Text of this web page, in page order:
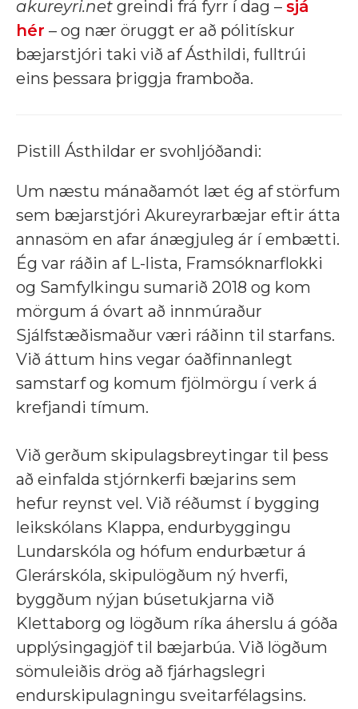
akureyri.net greindi frá fyrr í dag – sjá
hér – og nær öruggt er að pólitískur
bæjarstjóri taki við af Ásthildi, fulltrúi
eins þessara þriggja framboða.
Pistill Ásthildar er svohljóðandi:
Um næstu mánaðamót læt ég af störfum
sem bæjarstjóri Akureyrarbæjar eftir átta
annasöm en afar ánægjuleg ár í embætti.
Ég var ráðin af L-lista, Framsóknarflokki
og Samfylkingu sumarið 2018 og kom
mörgum á óvart að innmúraður
Sjálfstæðismaður væri ráðinn til starfans.
Við áttum hins vegar óaðfinnanlegt
samstarf og komum fjölmörgu í verk á
krefjandi tímum.
Við gerðum skipulagsbreytingar til þess
að einfalda stjórnkerfi bæjarins sem
hefur reynst vel. Við réðumst í bygging
leikskólans Klappa, endurbyggingu
Lundarskóla og hófum endurbætur á
Glerárskóla, skipulögðum ný hverfi,
byggðum nýjan búsetukjarna við
Klettaborg og lögðum ríka áherslu á góða
upplýsingagjöf til bæjarbúa. Við lögðum
sömuleiðis drög að fjárhagslegri
endurskipulagningu sveitarfélagsins.